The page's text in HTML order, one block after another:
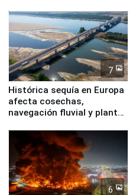
7
Histórica sequía en Europa
afecta cosechas,
navegación fluvial y plantas
6